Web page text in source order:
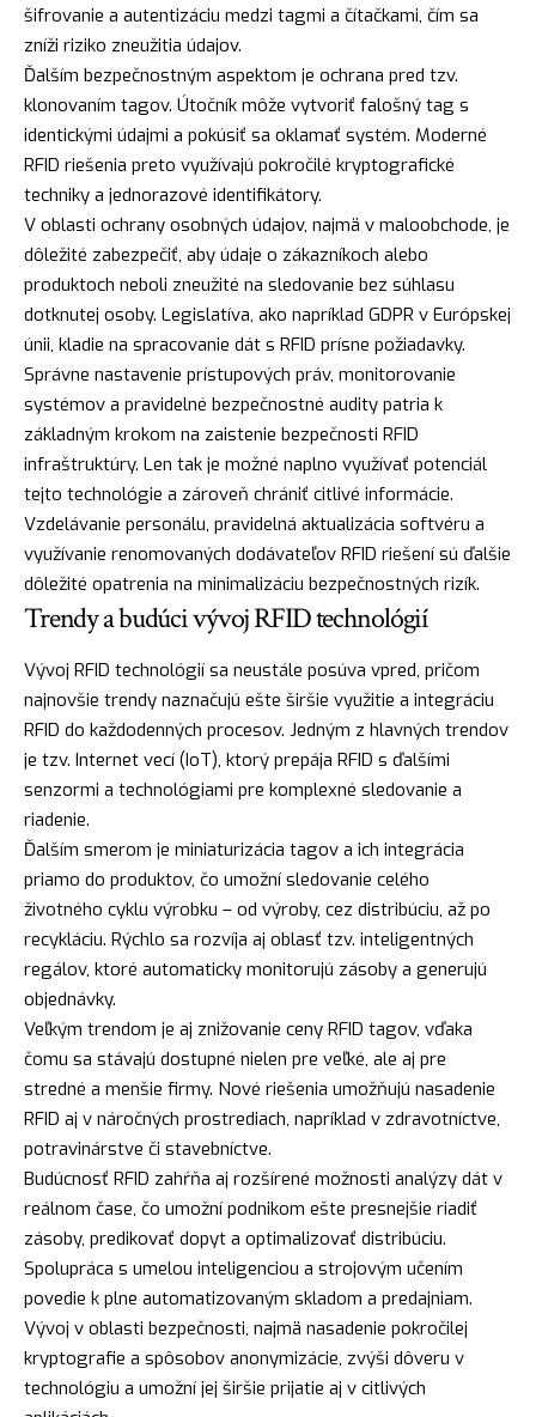
šifrovanie a autentizáciu medzi tagmi a čítačkami, čím sa
zníži riziko zneužitia údajov.
Ďalším bezpečnostným aspektom je ochrana pred tzv.
klonovaním tagov. Útočník môže vytvoriť falošný tag s
identickými údajmi a pokúsiť sa oklamať systém. Moderné
RFID riešenia preto využívajú pokročilé kryptografické
techniky a jednorazové identifikátory.
V oblasti ochrany osobných údajov, najmä v maloobchode, je
dôležité zabezpečiť, aby údaje o zákazníkoch alebo
produktoch neboli zneužité na sledovanie bez súhlasu
dotknutej osoby. Legislatíva, ako napríklad GDPR v Európskej
únii, kladie na spracovanie dát s RFID prísne požiadavky.
Správne nastavenie prístupových práv, monitorovanie
systémov a pravidelné bezpečnostné audity patria k
základným krokom na zaistenie bezpečnosti RFID
infraštruktúry. Len tak je možné naplno využívať potenciál
tejto technológie a zároveň chrániť citlivé informácie.
Vzdelávanie personálu, pravidelná aktualizácia softvéru a
využívanie renomovaných dodávateľov RFID riešení sú ďalšie
dôležité opatrenia na minimalizáciu bezpečnostných rizík.
Trendy a budúci vývoj RFID technológií
Vývoj RFID technológií sa neustále posúva vpred, pričom
najnovšie trendy naznačujú ešte širšie využitie a integráciu
RFID do každodenných procesov. Jedným z hlavných trendov
je tzv. Internet vecí (IoT), ktorý prepája RFID s ďalšími
senzormi a technológiami pre komplexné sledovanie a
riadenie.
Ďalším smerom je miniaturizácia tagov a ich integrácia
priamo do produktov, čo umožní sledovanie celého
životného cyklu výrobku – od výroby, cez distribúciu, až po
recykláciu. Rýchlo sa rozvíja aj oblasť tzv. inteligentných
regálov, ktoré automaticky monitorujú zásoby a generujú
objednávky.
Veľkým trendom je aj znižovanie ceny RFID tagov, vďaka
čomu sa stávajú dostupné nielen pre veľké, ale aj pre
stredné a menšie firmy. Nové riešenia umožňujú nasadenie
RFID aj v náročných prostrediach, napríklad v zdravotníctve,
potravinárstve či stavebníctve.
Budúcnosť RFID zahŕňa aj rozšírené možnosti analýzy dát v
reálnom čase, čo umožní podnikom ešte presnejšie riadiť
zásoby, predikovať dopyt a optimalizovať distribúciu.
Spolupráca s umelou inteligenciou a strojovým učením
povedie k plne automatizovaným skladom a predajniam.
Vývoj v oblasti bezpečnosti, najmä nasadenie pokročilej
kryptografie a spôsobov anonymizácie, zvýši dôveru v
technológiu a umožní jej širšie prijatie aj v citlivých